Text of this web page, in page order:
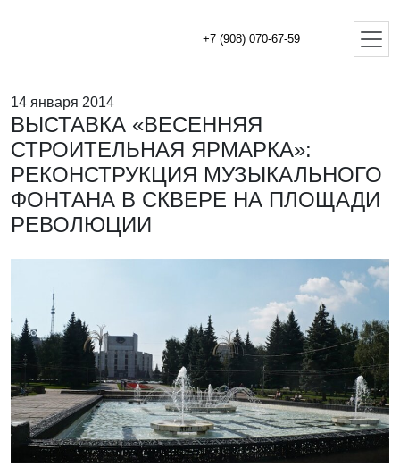
+7 (908) 070-67-59
14 января 2014
ВЫСТАВКА «ВЕСЕННЯЯ
СТРОИТЕЛЬНАЯ ЯРМАРКА»:
РЕКОНСТРУКЦИЯ МУЗЫКАЛЬНОГО
ФОНТАНА В СКВЕРЕ НА ПЛОЩАДИ
РЕВОЛЮЦИИ